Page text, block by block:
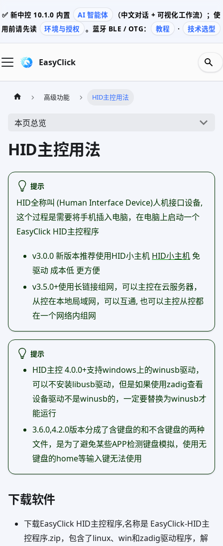
✅ 新中控 10.1.0 内置 AI 智能体
（中文对话 + 可视化工作流）；使
用前请先读
环境与授权 。蓝牙 BLE / OTG： 教程 · 技术选型
EasyClick
高级功能 HID主控用法
本页总览
HID主控用法
提示
HID全称叫 (Human Interface Device)人机接口设备,
这个过程是需要将手机插入电脑，在电脑上启动一个
EasyClick HID主控程序
v3.0.0 新版本推荐使用HID小主机 HID小主机 免
驱动 成本低 更方便
v3.5.0+使用长链接组网，可以主控在云服务器，
从控在本地局域网，可以互通, 也可以主控从控都
在一个网络内组网
提示
HID主控 4.0.0+支持windows上的winusb驱动，
可以不安装libusb驱动，但是如果使用zadig查看
设备驱动不是winusb的，一定要替换为winusb才
能运行
3.6.0,4.2.0版本分成了含键盘的和不含键盘的两种
文件，是为了避免某些APP检测键盘模拟，使用无
键盘的home等输入键无法使用
下载软件
下载EasyClick HID主控程序,名称是 EasyClick-HID主
控程序.zip，包含了linux、win和zadig驱动程序，解